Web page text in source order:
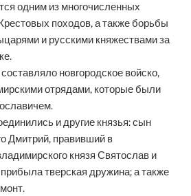
одним из многочисленных
походов, а также борьбы
и русскими княжествами за
новгородское войско,
отрядами, которые были
и другие князья: сын
Дмитрий, правивший в
князя Святослав и
тверская дружина; а также